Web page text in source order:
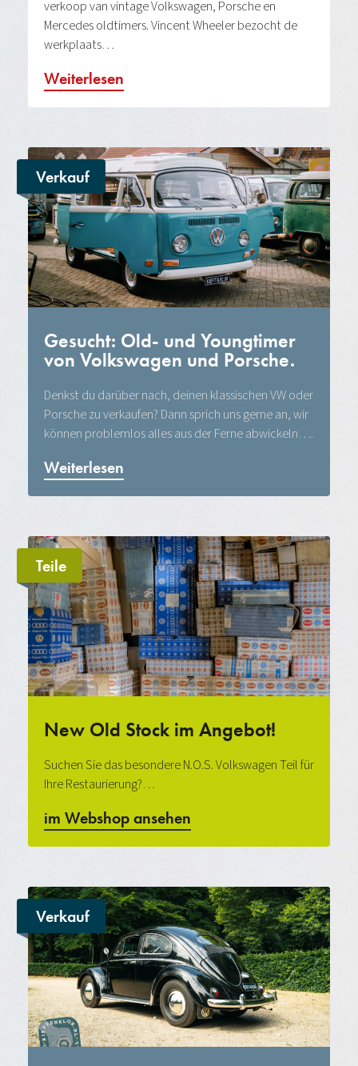
verkoop van vintage Volkswagen, Porsche en
Mercedes oldtimers. Vincent Wheeler bezocht de
werkplaats…
Weiterlesen
Verkauf
Gesucht: Old- und Youngtimer
von Volkswagen und Porsche.
Denkst du darüber nach, deinen klassischen VW oder
Porsche zu verkaufen? Dann sprich uns gerne an, wir
können problemlos alles aus der Ferne abwickeln….
Weiterlesen
Teile
New Old Stock im Angebot!
Suchen Sie das besondere N.O.S. Volkswagen Teil für
Ihre Restaurierung?…
im Webshop ansehen
Verkauf